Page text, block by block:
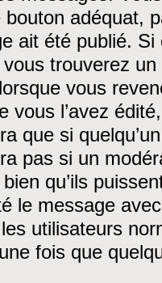
bouton adéquat,
ait été publié. Si
trouverez
vous
vous l’avez
que si
pas si un
qu’ils
le message
utilisateurs
fois que